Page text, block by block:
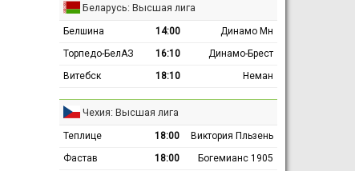
Беларусь: Высшая лига
Белшина 14:00
Динамо Мн
Торпедо-БелАЗ
16:10
Динамо-Брест
Витебск
18:10 Неман
Чехия: Высшая лига
Теплице 18:00
Виктория Пльзень
Фастав
18:00
Богемианс 1905